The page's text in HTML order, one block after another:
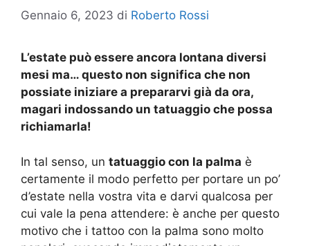
Gennaio 6, 2023 di Roberto Rossi
L’estate può essere ancora lontana diversi
mesi ma… questo non significa che non
possiate iniziare a prepararvi già da ora,
magari indossando un tatuaggio che possa
richiamarla!
In tal senso, un tatuaggio con la palma è
certamente il modo perfetto per portare un po’
d’estate nella vostra vita e darvi qualcosa per
cui vale la pena attendere: è anche per questo
motivo che i tattoo con la palma sono molto